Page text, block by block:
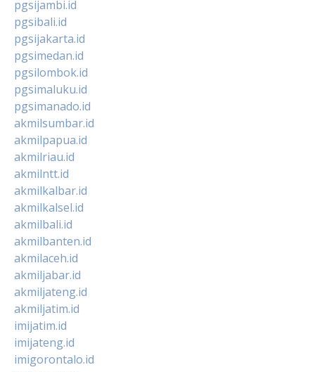
pgsijambi.id
pgsibali.id
pgsijakarta.id
pgsimedan.id
pgsilombok.id
pgsimaluku.id
pgsimanado.id
akmilsumbar.id
akmilpapua.id
akmilriau.id
akmilntt.id
akmilkalbar.id
akmilkalsel.id
akmilbali.id
akmilbanten.id
akmilaceh.id
akmiljabar.id
akmiljateng.id
akmiljatim.id
imijatim.id
imijateng.id
imigorontalo.id